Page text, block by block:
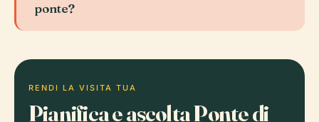
ponte?
RENDI LA VISITA TUA
Pianifica e ascolta Ponte di